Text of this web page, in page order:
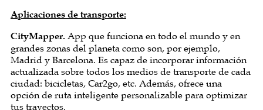
Aplicaciones de transporte:
CityMapper. App que funciona en todo el mundo y en
grandes zonas del planeta como son, por ejemplo,
Madrid y Barcelona. Es capaz de incorporar información
actualizada sobre todos los medios de transporte de cada
ciudad: bicicletas, Car2go, etc. Además, ofrece una
opción de ruta inteligente personalizable para optimizar
tus trayectos.